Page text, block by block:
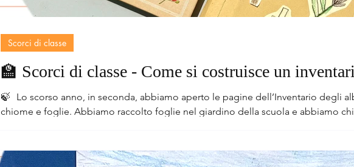
🏫 Scorci di classe - Come si costruisce un
🍃 Lo scorso anno, in seconda, abbiamo aperto le pagine dell’Inventario degli
chiome e foglie. Abbiamo raccolto foglie nel giardino della scuola e abbiamo chiesto l’aiuto dai giardini di nonni e nonne, zii e zie,
Scorci di classe